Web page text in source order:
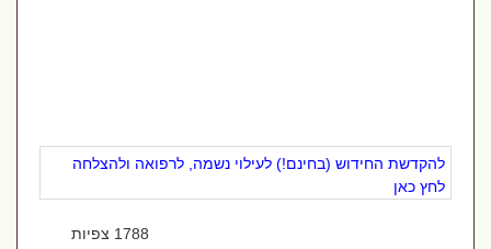
להקדשת החידוש (בחינם!) לעילוי נשמה, לרפואה ולהצלחה
לחץ כאן
1788 צפיות